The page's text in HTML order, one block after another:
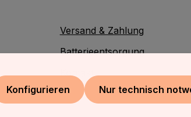
Versand & Zahlung
Batterieentsorgung
Kontakt
Nur technisch
Konfigurieren